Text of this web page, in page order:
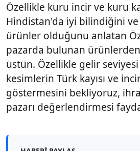
Özellikle kuru incir ve kuru
Hindistan'da iyi bilindiğini
ürünler olduğunu anlatan
pazarda bulunan
üstün. Özellikle gelir
kesimlerin Türk kayısı ve
göstermesini bekliyoruz,
pazarı değerlendirmesi